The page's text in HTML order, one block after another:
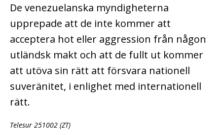
De venezuelanska myndigheterna
upprepade att de inte kommer att
acceptera hot eller aggression från någon
utländsk makt och att de fullt ut kommer
att utöva sin rätt att försvara nationell
suveränitet, i enlighet med internationell
rätt.
Telesur 251002 (ZT)